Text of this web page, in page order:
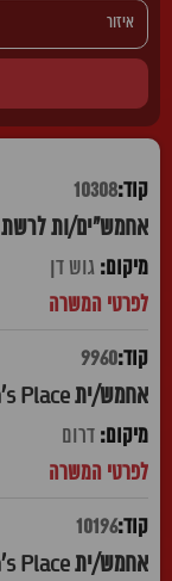
10308
אחמש"ים/ות לרשת FOX – מבנה חולון
גוש דן
9960
אחמש/ית The Children's Place אייסמול אילת
דרום
10196
אחמש/ית The Children's Place פתח תקווה